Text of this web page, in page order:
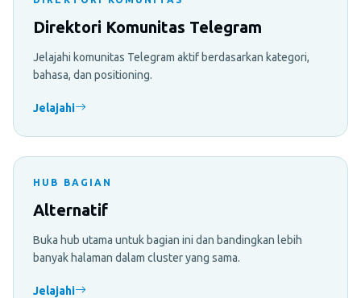
Direktori Komunitas Telegram
Jelajahi komunitas Telegram aktif berdasarkan kategori,
bahasa, dan positioning.
Jelajahi
HUB BAGIAN
Alternatif
Buka hub utama untuk bagian ini dan bandingkan lebih
banyak halaman dalam cluster yang sama.
Jelajahi